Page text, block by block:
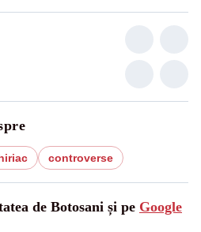
controverse
de Botosani și pe Google